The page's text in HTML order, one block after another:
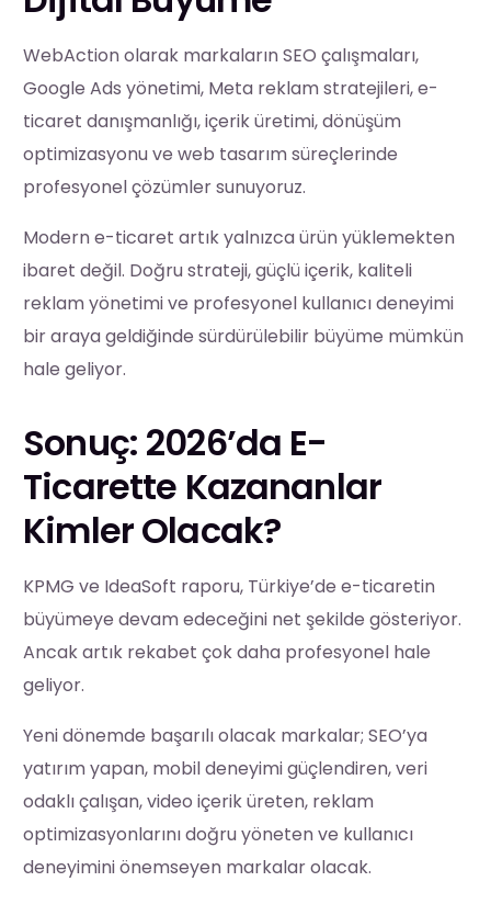
WebAction olarak markaların SEO çalışmaları,
Google Ads yönetimi, Meta reklam stratejileri, e-
ticaret danışmanlığı, içerik üretimi, dönüşüm
optimizasyonu ve web tasarım süreçlerinde
profesyonel çözümler sunuyoruz.
Modern e-ticaret artık yalnızca ürün yüklemekten
ibaret değil. Doğru strateji, güçlü içerik, kaliteli
reklam yönetimi ve profesyonel kullanıcı deneyimi
bir araya geldiğinde sürdürülebilir büyüme mümkün
hale geliyor.
Sonuç: 2026’da E-
Ticarette Kazananlar
Kimler Olacak?
KPMG ve IdeaSoft raporu, Türkiye’de e-ticaretin
büyümeye devam edeceğini net şekilde gösteriyor.
Ancak artık rekabet çok daha profesyonel hale
geliyor.
Yeni dönemde başarılı olacak markalar; SEO’ya
yatırım yapan, mobil deneyimi güçlendiren, veri
odaklı çalışan, video içerik üreten, reklam
optimizasyonlarını doğru yöneten ve kullanıcı
deneyimini önemseyen markalar olacak.